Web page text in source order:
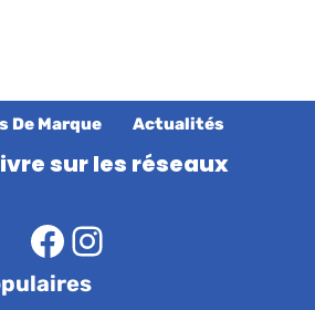
De Marque Actualités
sur les réseaux